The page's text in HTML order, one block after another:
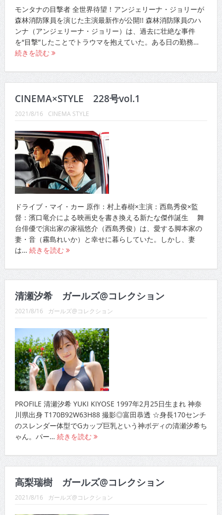
モンタナの目撃者 全世界待望！アンジェリーナ・ジョリーが
森林消防隊員を演じた主演最新作が公開!! 森林消防隊員のハ
ンナ（アンジェリーナ・ジョリー）は、過去に壮絶な事件
を“目撃”したことでトラウマを抱えていた。ある日の勤務…
続きを読む
CINEMA×STYLE 228号vol.1
2021/8/16 CINEMA STYLE
ドライブ・マイ・カー 原作：村上春樹×主演：西島秀俊×監
督：濱口竜介による映画史を書き換える新たな傑作誕生 舞
台俳優で演出家の家福悠介（西島秀俊）は、愛する脚本家の
妻・音（霧島れいか）と幸せに暮らしていた。しかし、妻
は… 続きを読む
清瀬汐希 ガールズ@コレクション
2021/8/16 ガールズ@コレクション
PROFILE 清瀬汐希 YUKI KIYOSE 1997年2月25日生まれ 神奈
川県出身 T170B92W63H88 撮影◎富田恭透 ☆身長170センチ
のスレンダー体型でGカップ巨乳という神ボディの清瀬汐希ち
ゃん。パー… 続きを読む
高梨瑞樹 ガールズ@コレクション
2021/8/16 ガールズ@コレクション